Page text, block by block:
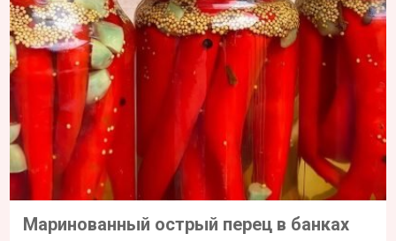
Маринованный острый перец в банках